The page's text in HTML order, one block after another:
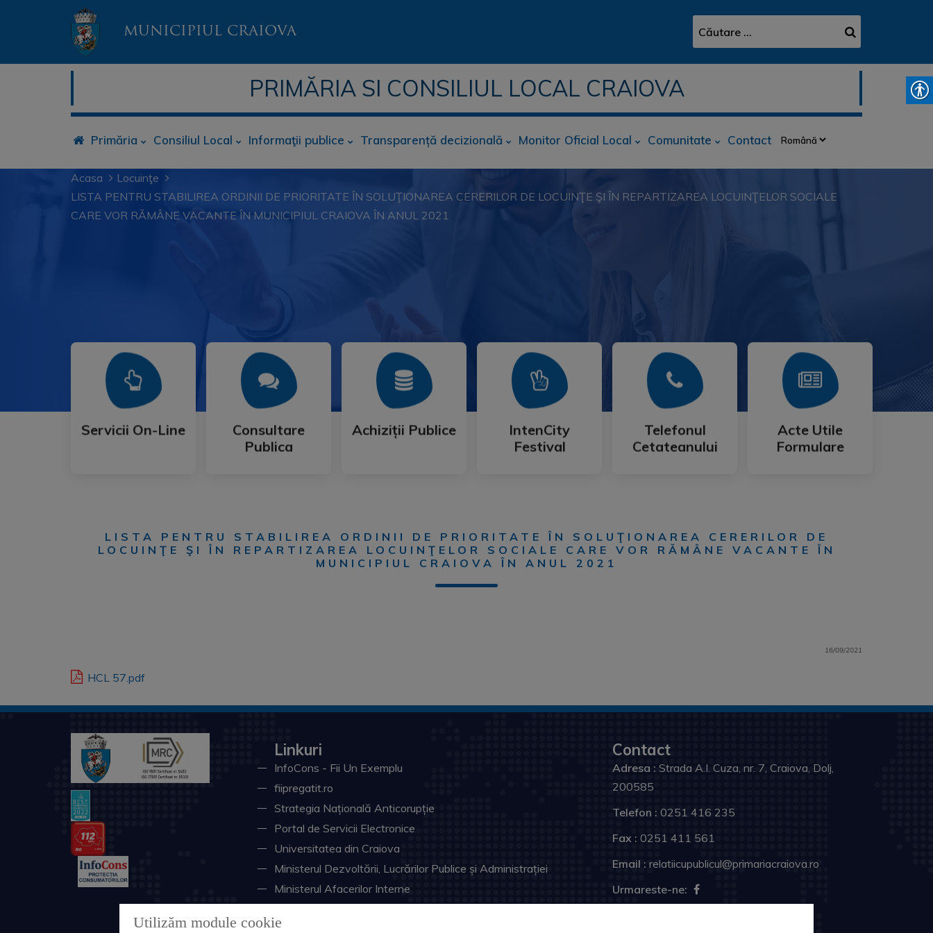
MUNICIPIUL CRAIOVA
PRIMĂRIA SI CONSILIUL LOCAL CRAIOVA
Primăria Consiliul Local Informaţii publice Transparență decizională Monitor Oficial Local Comunitate Contact
Acasa
Locuinţe
LISTA PENTRU STABILIREA ORDINII DE PRIORITATE ÎN SOLUŢIONAREA CERERILOR DE LOCUINŢE ŞI ÎN REPARTIZAREA LOCUINŢELOR SOCIALE
CARE VOR RĂMÂNE VACANTE ÎN MUNICIPIUL CRAIOVA ÎN ANUL 2021
Servicii On-Line
Servicii On-Line
Mai Mult
Consultare
Publica
Consultare
Publica
Mai Mult
Achiziții Publice
Achiziții Publice
Mai Mult
IntenCity
Festival
IntenCity
Festival
Mai Mult
Telefonul
Cetateanului
Telefonul
Cetateanului
Mai Mult
Acte Utile
Formulare
Acte Utile
Formulare
Mai Mult
LISTA PENTRU STABILIREA ORDINII DE PRIORITATE ÎN SOLUŢIONAREA CERERILOR DE
LOCUINŢE ŞI ÎN REPARTIZAREA LOCUINŢELOR SOCIALE CARE VOR RĂMÂNE VACANTE ÎN
MUNICIPIUL CRAIOVA ÎN ANUL 2021
16/09/2021
HCL 57.pdf
Linkuri
InfoCons - Fii Un Exemplu
fiipregatit.ro
Strategia Națională Anticorupție
Portal de Servicii Electronice
Universitatea din Craiova
Ministerul Dezvoltării, Lucrărilor Publice și Administrației
Ministerul Afacerilor Interne
Consiliul Judeţean Dolj
Contact
Adresa : Strada A.I. Cuza, nr. 7, Craiova, Dolj,
200585
Telefon : 0251 416 235
Fax : 0251 411 561
Email : relatiicupublicul@primariacraiova.ro
Urmareste-ne:
Utilizăm module cookie